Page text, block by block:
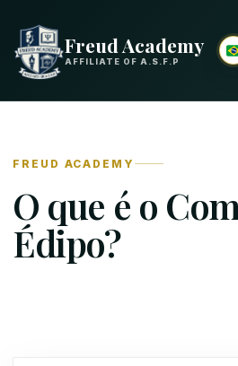
Freud Academy
AFFILIATE OF A.S.F.P
FREUD ACADEMY
O que é o
Édipo?